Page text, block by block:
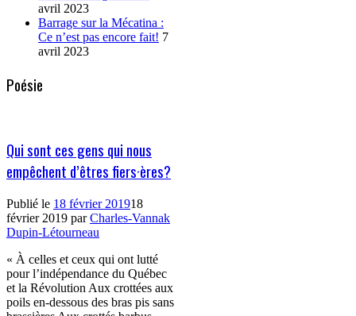
avril 2023
Barrage sur la Mécatina :
Ce n’est pas encore fait! 7
avril 2023
Poésie
Qui sont ces gens qui nous
empêchent d’êtres fiers·ères?
Publié le 18 février 201918
février 2019 parCharles-Vannak
Dupin-Létourneau
« À celles et ceux qui ont lutté
pour l’indépendance du Québec
et la Révolution Aux crottées aux
poils en-dessous des bras pis sans